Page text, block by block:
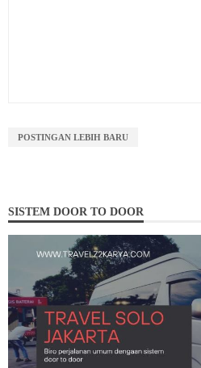
POSTINGAN LEBIH BARU
SISTEM DOOR TO DOOR